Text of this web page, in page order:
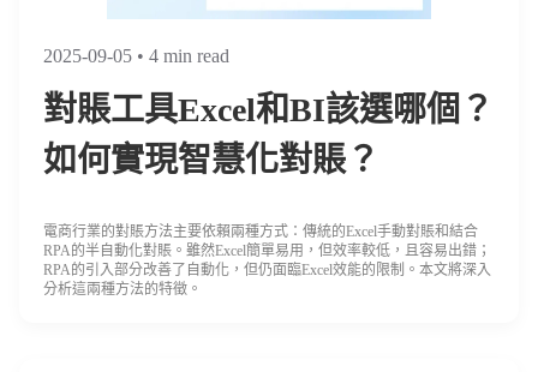
2025-09-05 • 4 min read
對賬工具Excel和BI該選哪個？
如何實現智慧化對賬？
電商行業的對賬方法主要依賴兩種方式：傳統的Excel手動對賬和結合
RPA的半自動化對賬。雖然Excel簡單易用，但效率較低，且容易出錯；
RPA的引入部分改善了自動化，但仍面臨Excel效能的限制。本文將深入
分析這兩種方法的特徵。